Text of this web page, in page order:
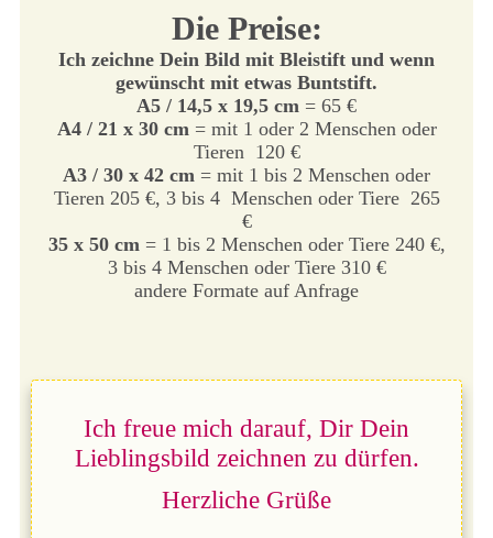
Die Preise:
Ich zeichne Dein Bild mit Bleistift und wenn
gewünscht mit etwas Buntstift.
A5 / 14,5 x 19,5 cm = 65 €
A4 / 21 x 30 cm= mit 1 oder 2 Menschen oder
Tieren 120 €
A3 / 30 x 42 cm = mit 1 bis 2 Menschen oder
Tieren 205 €, 3 bis 4 Menschen oder Tiere 265
€
35 x 50 cm= 1 bis 2 Menschen oder Tiere 240 €,
3 bis 4 Menschen oder Tiere 310 €
andere Formate auf Anfrage
Ich freue mich darauf, Dir Dein
Lieblingsbild zeichnen zu dürfen.
Herzliche Grüße